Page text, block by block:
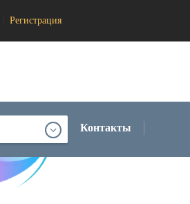
Регистрация
Контакты